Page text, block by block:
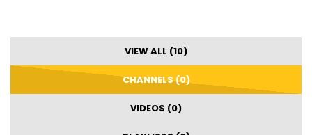
VIEW ALL (10)
CHANNELS (0)
VIDEOS (0)